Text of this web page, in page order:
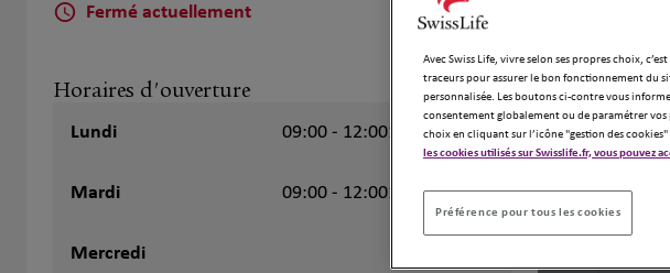
Fermé actuellement
Horaires d'ouverture
Lundi 09:00 - 12:0014:00 - 19:00
Mardi 09:00 - 12:0014:00 - 18:00
Mercredi
Avec Swiss Life, vivre selon ses propres choix,
traceurs pour assurer le bon fonctionnement du
personnalisée. Les boutons ci-contre vous
consentement globalement ou de paramétrer
choix en cliquant sur l’icône "gestion des
les cookies utilisés sur Swisslife.fr, vous pouvez
Préférence pour tous les cookies